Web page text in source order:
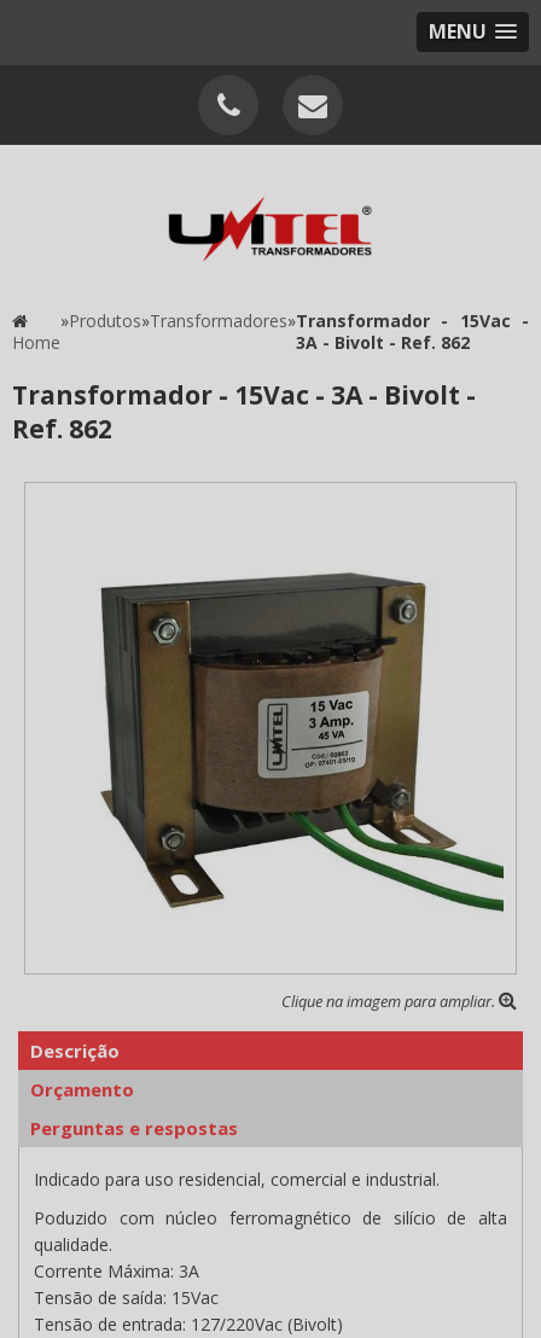
MENU
Home
»Produtos»Transformadores»Transformador - 15Vac -
3A - Bivolt - Ref. 862
Transformador - 15Vac - 3A - Bivolt -
Ref. 862
Clique na imagem para ampliar.
Descrição
Orçamento
Perguntas e respostas
Indicado para uso residencial, comercial e industrial.
Poduzido com núcleo ferromagnético de silício de alta
qualidade.
Corrente Máxima: 3A
Tensão de saída: 15Vac
Tensão de entrada: 127/220Vac (Bivolt)